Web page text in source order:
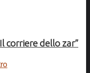
corriere dello zar”